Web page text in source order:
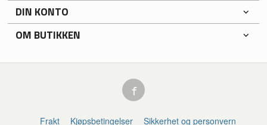
DIN KONTO
OM BUTIKKEN
Frakt Kjøpsbetingelser Sikkerhet og personvern